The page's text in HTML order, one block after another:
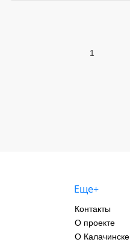
1
Еще+
Контакты
О проекте
О Калачинске